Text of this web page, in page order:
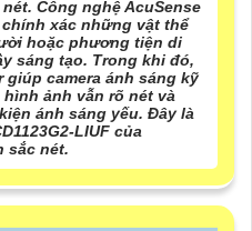
Công nghệ AcuSense
xác những vật thể
hoặc phương tiện di
sáng tạo. Trong khi đó,
giúp camera ánh sáng kỹ
ảnh vẫn rõ nét và
ánh sáng yếu. Đây là
LIUF của
sắc nét.